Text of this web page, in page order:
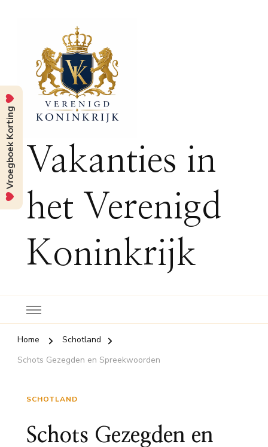
Vakanties in
het Verenigd
Koninkrijk
Home
Schotland
Schots Gezegden en Spreekwoorden
SCHOTLAND
Schots Gezegden en
Vroegboek Korting